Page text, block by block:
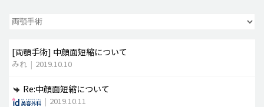
メンズ整形
idリアルストーリー
idニュース
[両顎手術] 中顔面短縮について
みれ | 2019.10.10
Re:中顔面短縮について
| 2019.10.11